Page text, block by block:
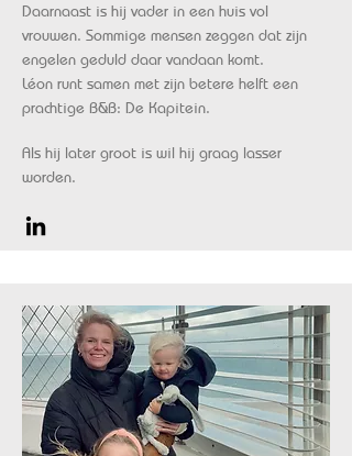
Daarnaast is hij vader in een huis vol
vrouwen. Sommige mensen zeggen dat zijn
engelen geduld daar vandaan komt.
Léon runt samen met zijn betere helft een
prachtige B&B: De Kapitein.
Als hij later groot is wil hij graag lasser
worden.